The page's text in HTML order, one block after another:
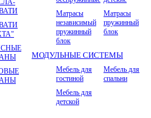
Матрасы
независимый
пружинный
блок
Матрасы
пружинный
блок
МОДУЛЬНЫЕ СИСТЕМЫ
Мебель для
гостиной
Мебель для
спальни
Мебель для
детской